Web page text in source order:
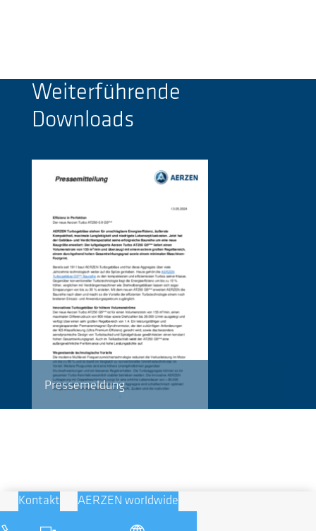
Weiterführende
Downloads
Pressemeldung
Kontakt AERZEN worldwide